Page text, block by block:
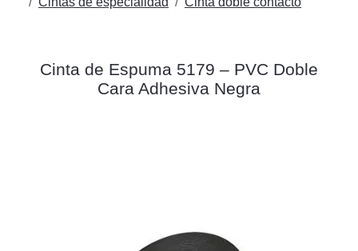
Cinta de Espuma 5179 – PVC Doble
Cara Adhesiva Negra